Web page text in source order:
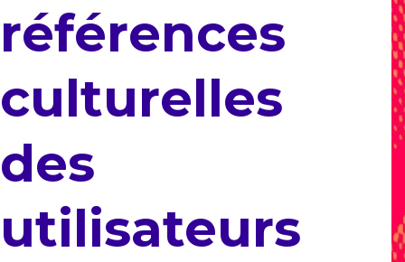
références
culturelles
des
utilisateurs